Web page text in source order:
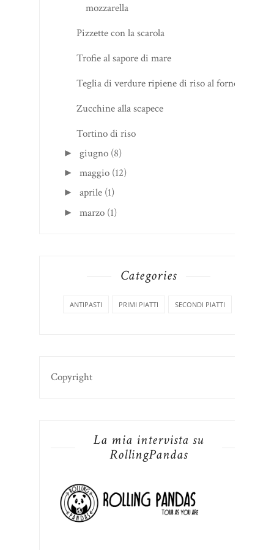
mozzarella
Pizzette con la scarola
Trofie al sapore di mare
Teglia di verdure ripiene di riso al forno
Zucchine alla scapece
Tortino di riso
►giugno (8)
►maggio (12)
►aprile (1)
►marzo (1)
Categories
ANTIPASTI PRIMI PIATTI SECONDI PIATTI
Copyright
La mia intervista su
RollingPandas